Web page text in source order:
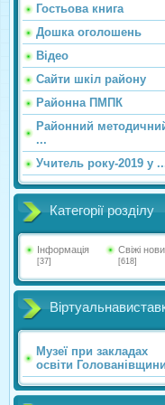
Гостьова книга
Дошка оголошень
Відео
Сайти шкіл району
Районна ПМПК
Районний
...
Учитель року-2019 у
Категорії розділу
Інформація
[37]
Свіжі
[618]
Музеї при закладах
освіти Голованівщини